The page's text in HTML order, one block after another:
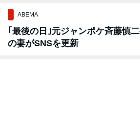
ABEMA
｢最後の日｣元ジャンポケ斉藤慎
の妻がSNSを更新